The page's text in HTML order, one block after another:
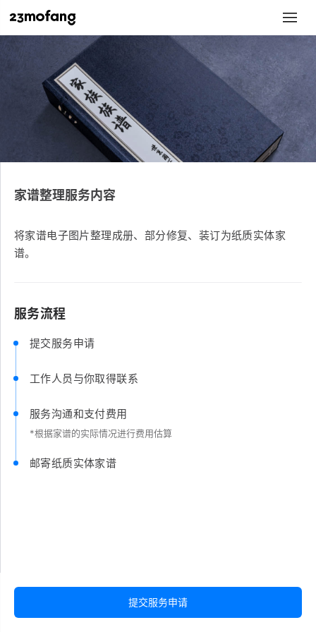
家谱整理服务内容
将家谱电子图片整理成册、部分修复、装订为纸质实体家
谱。
服务流程
提交服务申请
工作人员与你取得联系
服务沟通和支付费用
*根据家谱的实际情况进行费用估算
邮寄纸质实体家谱
提交服务申请